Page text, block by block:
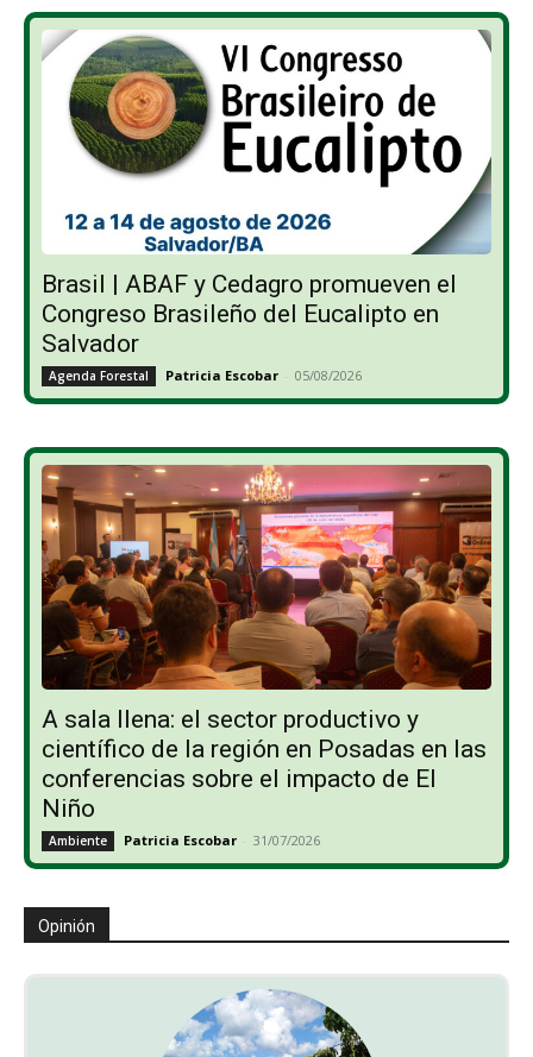
Brasil | ABAF y Cedagro promueven el
Congreso Brasileño del Eucalipto en
Salvador
Agenda Forestal Patricia Escobar - 05/08/2026
A sala llena: el sector productivo y
científico de la región en Posadas en las
conferencias sobre el impacto de El
Niño
Ambiente Patricia Escobar - 31/07/2026
Opinión